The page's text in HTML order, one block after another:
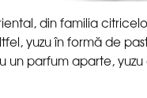
din familia
yuzu în formă de
un parfum aparte,